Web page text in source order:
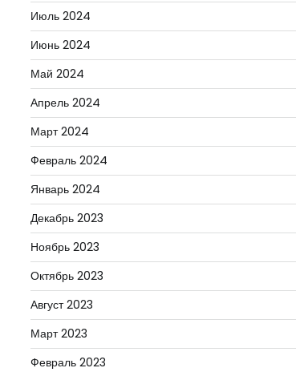
Июль 2024
Июнь 2024
Май 2024
Апрель 2024
Март 2024
Февраль 2024
Январь 2024
Декабрь 2023
Ноябрь 2023
Октябрь 2023
Август 2023
Март 2023
Февраль 2023